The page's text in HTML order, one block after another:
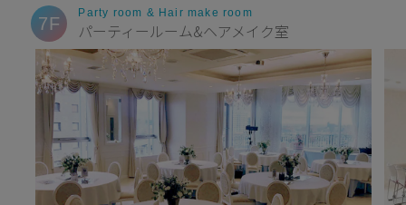
7F
Party room & Hair make room
パーティールーム&ヘアメイク室